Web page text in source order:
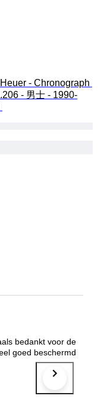
- Chronograph
- 男士 - 1990-
bedankt voor de
goed beschermd